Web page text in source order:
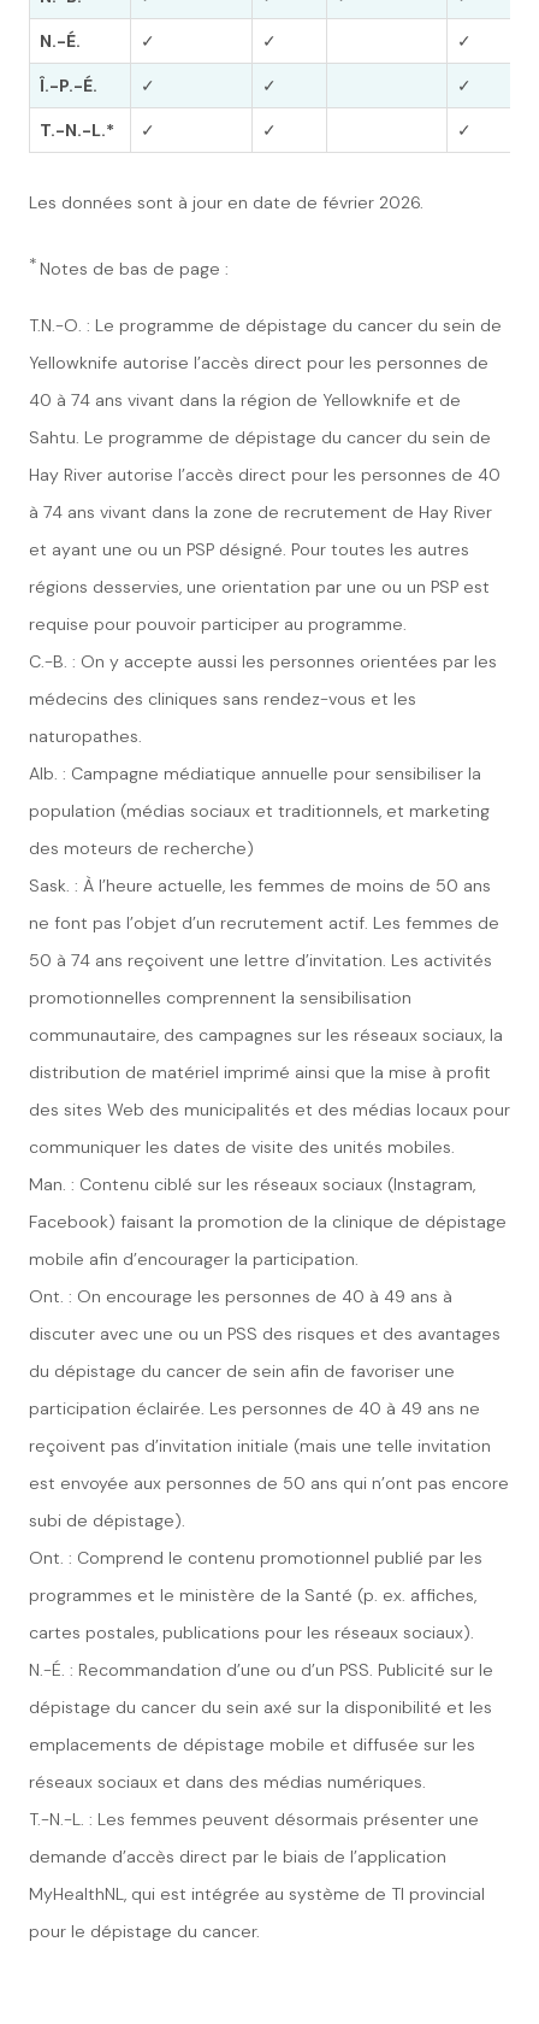
N.-É. ✓ ✓ ✓
Î.-P.-É. ✓ ✓ ✓
T.-N.-L.* ✓ ✓ ✓
Les données sont à jour en date de février 2026.
* Notes de bas de page :
T.N.-O. : Le programme de dépistage du cancer du sein de
Yellowknife autorise l’accès direct pour les personnes de
40 à 74 ans vivant dans la région de Yellowknife et de
Sahtu. Le programme de dépistage du cancer du sein de
Hay River autorise l’accès direct pour les personnes de 40
à 74 ans vivant dans la zone de recrutement de Hay River
et ayant une ou un PSP désigné. Pour toutes les autres
régions desservies, une orientation par une ou un PSP est
requise pour pouvoir participer au programme.
C.-B. : On y accepte aussi les personnes orientées par les
médecins des cliniques sans rendez-vous et les
naturopathes.
Alb. : Campagne médiatique annuelle pour sensibiliser la
population (médias sociaux et traditionnels, et marketing
des moteurs de recherche)
Sask. : À l’heure actuelle, les femmes de moins de 50 ans
ne font pas l’objet d’un recrutement actif. Les femmes de
50 à 74 ans reçoivent une lettre d’invitation. Les activités
promotionnelles comprennent la sensibilisation
communautaire, des campagnes sur les réseaux sociaux, la
distribution de matériel imprimé ainsi que la mise à profit
des sites Web des municipalités et des médias locaux pour
communiquer les dates de visite des unités mobiles.
Man. : Contenu ciblé sur les réseaux sociaux (Instagram,
Facebook) faisant la promotion de la clinique de dépistage
mobile afin d’encourager la participation.
Ont. : On encourage les personnes de 40 à 49 ans à
discuter avec une ou un PSS des risques et des avantages
du dépistage du cancer de sein afin de favoriser une
participation éclairée. Les personnes de 40 à 49 ans ne
reçoivent pas d’invitation initiale (mais une telle invitation
est envoyée aux personnes de 50 ans qui n’ont pas encore
subi de dépistage).
Ont. : Comprend le contenu promotionnel publié par les
programmes et le ministère de la Santé (p. ex. affiches,
cartes postales, publications pour les réseaux sociaux).
N.-É. : Recommandation d’une ou d’un PSS. Publicité sur le
dépistage du cancer du sein axé sur la disponibilité et les
emplacements de dépistage mobile et diffusée sur les
réseaux sociaux et dans des médias numériques.
T.-N.-L. : Les femmes peuvent désormais présenter une
demande d’accès direct par le biais de l’application
MyHealthNL, qui est intégrée au système de TI provincial
pour le dépistage du cancer.